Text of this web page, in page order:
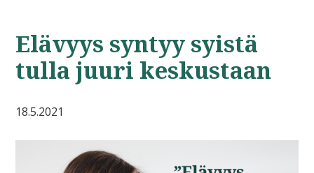
Elävyys syntyy syistä
tulla juuri keskustaan
18.5.2021